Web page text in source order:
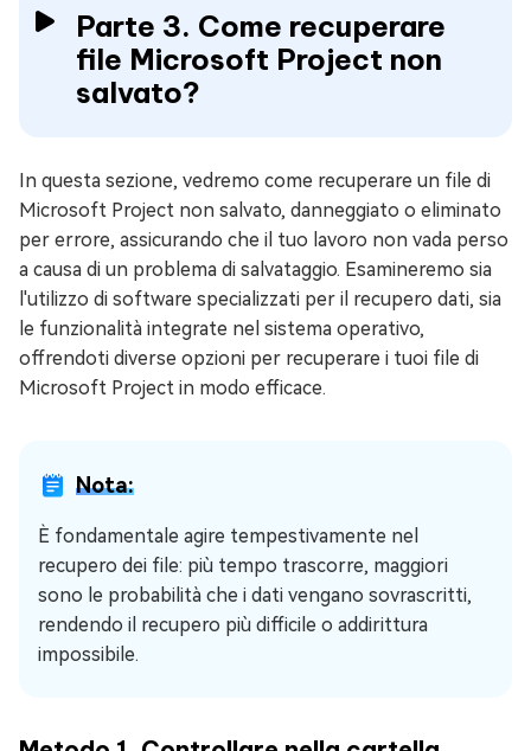
Parte 3. Come recuperare
file Microsoft Project non
salvato?
In questa sezione, vedremo come recuperare un file di
Microsoft Project non salvato, danneggiato o eliminato
per errore, assicurando che il tuo lavoro non vada perso
a causa di un problema di salvataggio. Esamineremo sia
l'utilizzo di software specializzati per il recupero dati, sia
le funzionalità integrate nel sistema operativo,
offrendoti diverse opzioni per recuperare i tuoi file di
Microsoft Project in modo efficace.
Nota:
È fondamentale agire tempestivamente nel
recupero dei file: più tempo trascorre, maggiori
sono le probabilità che i dati vengano sovrascritti,
rendendo il recupero più difficile o addirittura
impossibile.